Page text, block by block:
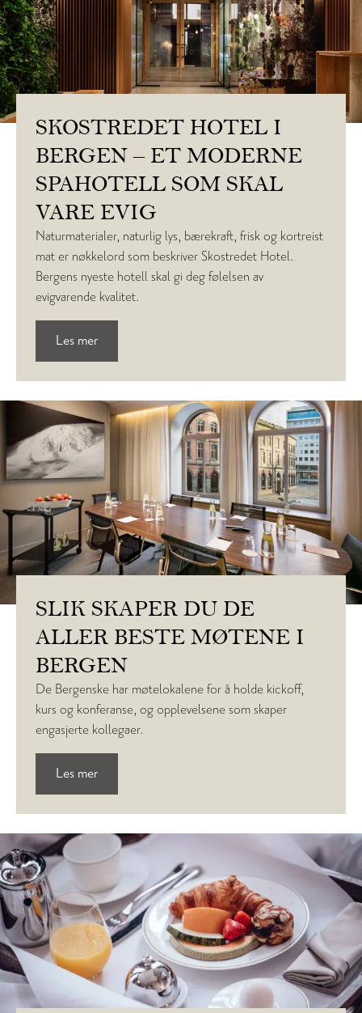
SKOSTREDET HOTEL I
BERGEN – ET MODERNE
SPAHOTELL SOM SKAL
VARE EVIG
Naturmaterialer, naturlig lys, bærekraft, frisk og kortreist
mat er nøkkelord som beskriver Skostredet Hotel.
Bergens nyeste hotell skal gi deg følelsen av
evigvarende kvalitet.
Les mer
SLIK SKAPER DU DE
ALLER BESTE MØTENE I
BERGEN
De Bergenske har møtelokalene for å holde kickoff,
kurs og konferanse, og opplevelsene som skaper
engasjerte kollegaer.
Les mer